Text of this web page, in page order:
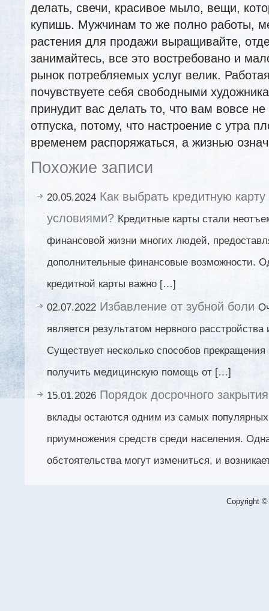
делать, свечи, красивое мыло, вещи,
купишь. Мужчинам то же полно работы,
растения для продажи выращивайте,
занимайтесь, все это востребовано и
рынок потребляемых услуг велик.
почувствуете себя свободными
принудит вас делать то, что вам вовсе
отпуска, потому, что настроение с утра
временем распоряжаться, а жизнью
Похожие записи
20.05.2024 Как выбрать кредитную
условиями? Кредитные карты стали
финансовой жизни многих людей,
дополнительные финансовые возможности.
кредитной карты важно […]
02.07.2022 Избавление от зубной боли
является результатом нервного
Существует несколько способов
получить медицинскую помощь от […]
15.01.2026 Порядок досрочного
вклады остаются одним из самых
приумножения средств среди населения.
обстоятельства могут измениться, и
Copyright ©